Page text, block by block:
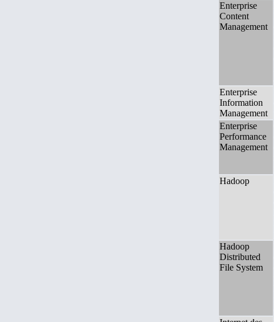
Enterprise
Content
Management
Enterprise
Information
Management
Enterprise
Performance
Management
Hadoop
Hadoop
Distributed
File System